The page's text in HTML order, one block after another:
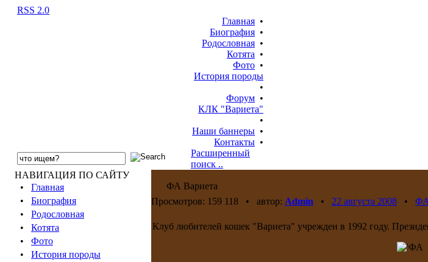
RSS 2.0
Главная •
Биография •
Родословная •
Котята •
Фото •
История породы
•
Форум •
КЛК "Вариета"
•
Наши баннеры •
Контакты •
Расширенный
поиск ..
НАВИГАЦИЯ ПО САЙТУ
• Главная
• Биография
• Родословная
• Котята
• Фото
• История породы
ФА Вариета
Просмотров: 159 118 • автор: Admin • 22 августа 2008 • ФА
Клуб любителей кошек "Вариета" учрежден в 1992 году.